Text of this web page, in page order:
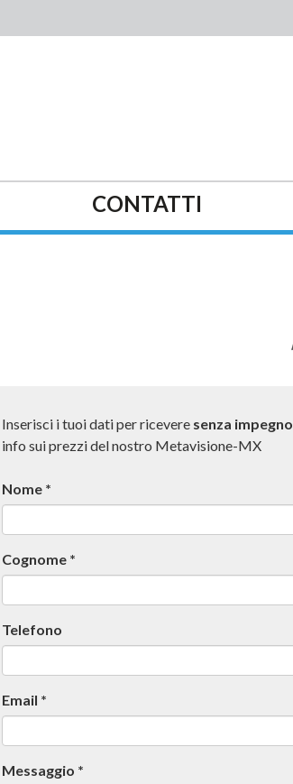
CONTATTI
Inserisci i tuoi dati per ricevere senza impegno
info sui prezzi del nostro Metavisione-MX
Nome *
Cognome *
Telefono
Email *
Messaggio *